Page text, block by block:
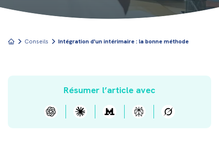
Conseils Intégration d'un intérimaire : la bonne méthode
Résumer l’article avec